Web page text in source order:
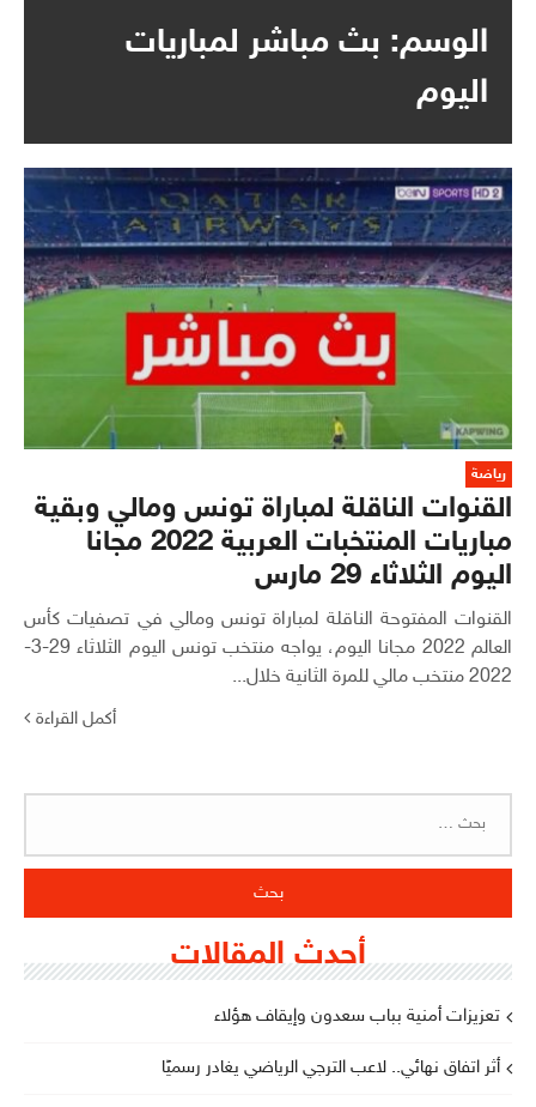
الوسم: بث مباشر لمباريات
اليوم
رياضة
القنوات الناقلة لمباراة تونس ومالي وبقية
مباريات المنتخبات العربية 2022 مجانا
اليوم الثلاثاء 29 مارس
القنوات المفتوحة الناقلة لمباراة تونس ومالي في تصفيات كأس
العالم 2022 مجانا اليوم، يواجه منتخب تونس اليوم الثلاثاء 29-3-
2022 منتخب مالي للمرة الثانية خلال...
أكمل القراءة
أحدث المقالات
تعزيزات أمنية بباب سعدون وإيقاف هؤلاء
أثر اتفاق نهائي.. لاعب الترجي الرياضي يغادر رسميًا